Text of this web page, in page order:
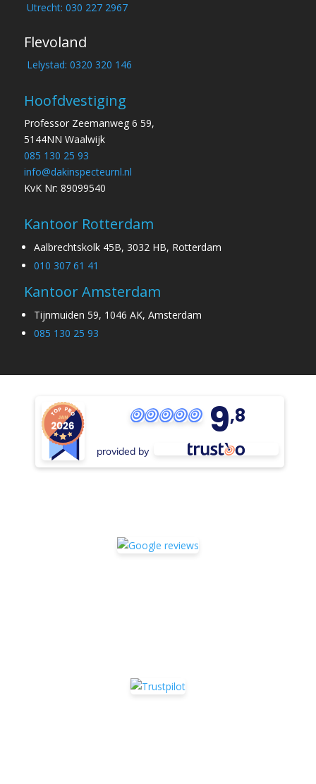
Utrecht: 030 227 2967
Flevoland
Lelystad: 0320 320 146
Hoofdvestiging
Professor Zeemanweg 6 59,
5144NN Waalwijk
085 130 25 93
info@dakinspecteurnl.nl
KvK Nr: 89099540
Kantoor Rotterdam
Aalbrechtskolk 45B, 3032 HB, Rotterdam
010 307 61 41
Kantoor Amsterdam
Tijnmuiden 59, 1046 AK, Amsterdam
085 130 25 93
9,8
provided by